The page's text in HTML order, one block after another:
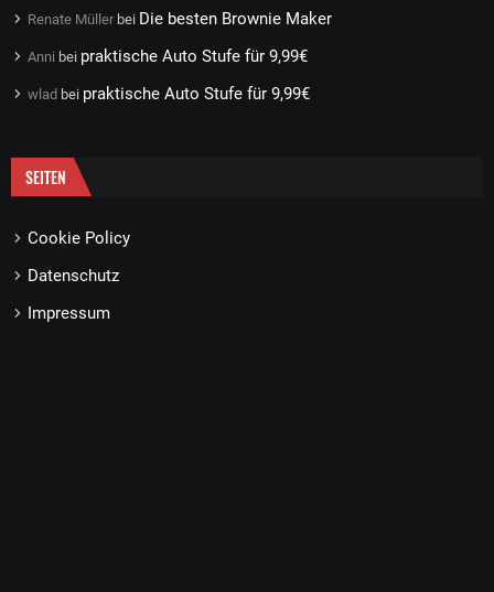
Renate Müller bei Die besten Brownie Maker
Anni bei praktische Auto Stufe für 9,99€
wlad bei praktische Auto Stufe für 9,99€
SEITEN
Cookie Policy
Datenschutz
Impressum